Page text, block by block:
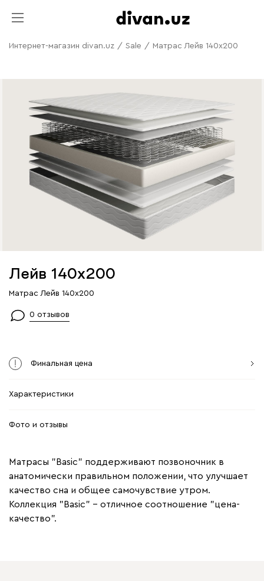
Интернет-магазин divan.uz / Sale / Матрас Лейв 140x200
Лейв 140x200
Матрас Лейв 140x200
0 отзывов
Финальная цена
Характеристики
Фото и отзывы
Матрасы "Basic" поддерживают позвоночник в
анатомически правильном положении, что улучшает
качество сна и общее самочувствие утром.
Коллекция "Basic" – отличное соотношение "цена-
качество".